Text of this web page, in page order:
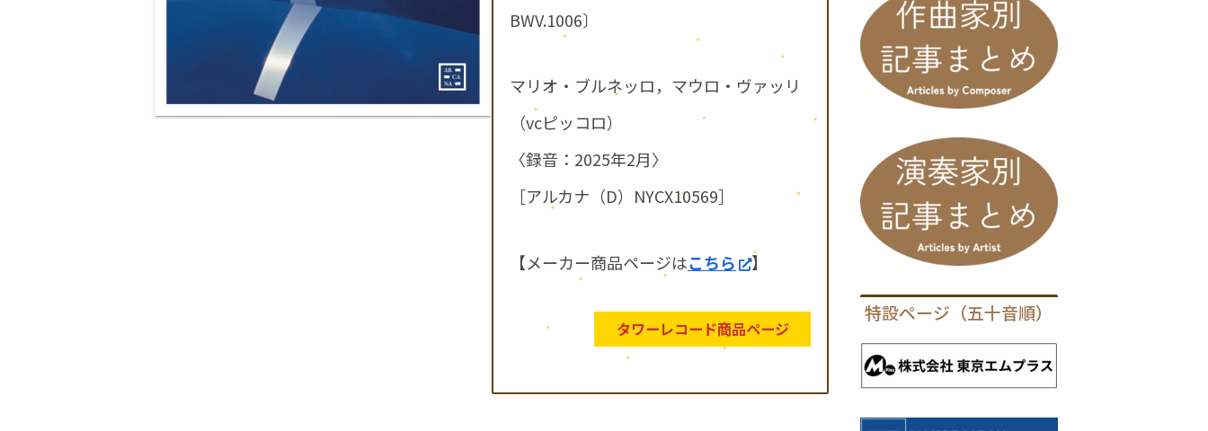
BWV.1006〕
マリオ・ブルネッロ，マウロ・ヴァッリ
（vcピッコロ）
〈録音：2025年2月〉
［アルカナ（D）NYCX10569］
【メーカー商品ページはこちら 】
タワーレコード商品ページ
特設ページ（五十音順）